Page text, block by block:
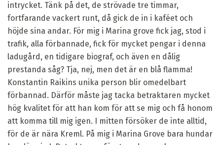
intrycket. Tänk på det, de strövade tre timmar,
fortfarande vackert runt, då gick de in i kaféet och
höjde sina andar. För mig i Marina grove fick jag, stod i
trafik, alla förbannade, fick för mycket pengar i denna
ladugård, en tidigare biograf, och även en dålig
prestanda såg? Tja, nej, men det är en blå flamma!
Konstantin Raikins unika person blir omedelbart
förbannad. Därför måste jag tacka betraktaren mycket
hög kvalitet för att han kom för att se mig och få honom
att komma till mig igen. I mitten försöker de inte alltid,
för de är nära Kreml. På mig i Marina Grove bara hundar